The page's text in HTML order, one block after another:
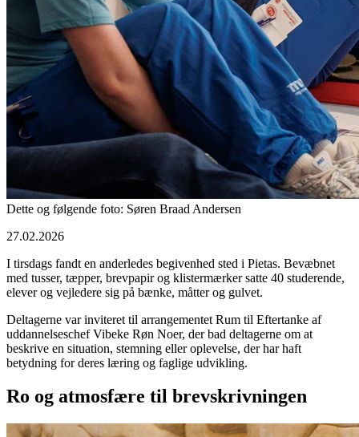
Dette og følgende foto: Søren Braad Andersen
27.02.2026
I tirsdags fandt en anderledes begivenhed sted i Pietas. Bevæbnet
med tusser, tæpper, brevpapir og klistermærker satte 40 studerende,
elever og vejledere sig på bænke, måtter og gulvet.
Deltagerne var inviteret til arrangementet Rum til Eftertanke af
uddannelseschef Vibeke Røn Noer, der bad deltagerne om at
beskrive en situation, stemning eller oplevelse, der har haft
betydning for deres læring og faglige udvikling.
Ro og atmosfære til brevskrivningen